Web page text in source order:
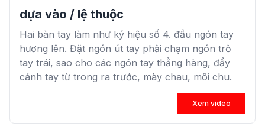
dựa vào / lệ thuộc
Hai bàn tay làm như ký hiệu số 4. đầu ngón tay
hương lên. Đặt ngón út tay phải chạm ngón trỏ
tay trái, sao cho các ngón tay thẳng hàng, đẩy
cánh tay từ trong ra trước, mày chau, môi chu.
Xem video